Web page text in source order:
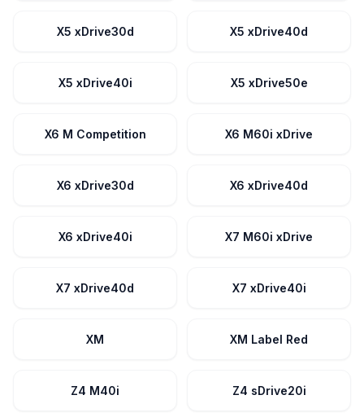
X5 xDrive30d X5 xDrive40d
X5 xDrive40i X5 xDrive50e
X6 M Competition X6 M60i xDrive
X6 xDrive30d X6 xDrive40d
X6 xDrive40i X7 M60i xDrive
X7 xDrive40d X7 xDrive40i
XM XM Label Red
Z4 M40i Z4 sDrive20i